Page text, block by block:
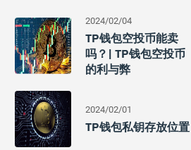
2024/02/04
TP钱包空投币能卖
吗？| TP钱包空投币
的利与弊
2024/02/01
TP钱包私钥存放位置